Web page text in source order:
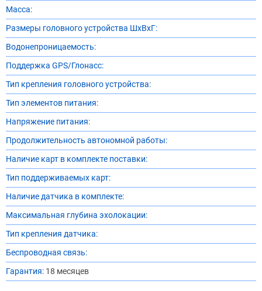
Масса:
Размеры головного устройства ШхВхГ:
Водонепроницаемость:
Поддержка GPS/Глонасс:
Тип крепления головного устройства:
Тип элементов питания:
Напряжение питания:
Продолжительность автономной работы:
Наличие карт в комплекте поставки:
Тип поддерживаемых карт:
Наличие датчика в комплекте:
Максимальная глубина эхолокации:
Тип крепления датчика:
Беспроводная связь:
Гарантия: 18 месяцев